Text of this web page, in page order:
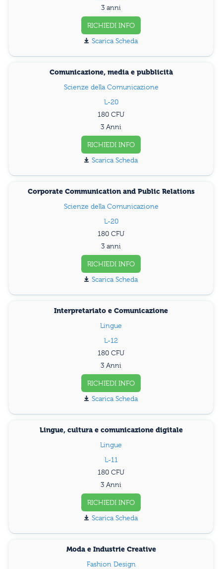
3 anni
RICHIEDI INFO
Scarica Scheda
Comunicazione, media e pubblicità
Scienze della Comunicazione
L-20
180
3 Anni
RICHIEDI INFO
Scarica Scheda
Corporate Communication and Public Relations
Scienze della Comunicazione
L-20
180
3 anni
RICHIEDI INFO
Scarica Scheda
Interpretariato e Comunicazione
Lingue
L-12
180
3 Anni
RICHIEDI INFO
Scarica Scheda
Lingue, cultura e comunicazione digitale
Lingue
L-11
180
3 Anni
RICHIEDI INFO
Scarica Scheda
Moda e Industrie Creative
Fashion Design